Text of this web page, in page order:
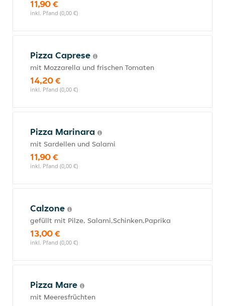
11,90 €
inkl. Pfand (0,00 €)
Pizza Caprese
mit Mozzarella und frischen Tomaten
14,20 €
inkl. Pfand (0,00 €)
Pizza Marinara
mit Sardellen und Salami
11,90 €
inkl. Pfand (0,00 €)
Calzone
gefüllt mit Pilze, Salami,Schinken,Paprika
13,00 €
inkl. Pfand (0,00 €)
Pizza Mare
mit Meeresfrüchten